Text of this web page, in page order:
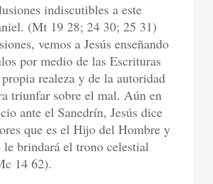
indiscutibles a este
(Mt 19 28; 24 30; 25 31)
vemos a Jesús enseñando
por medio de las Escrituras
realeza y de la autoridad
triunfar sobre el mal. Aún en
ante el Sanedrín, Jesús dice
que es el Hijo del Hombre y
le brindará el trono celestial
14 62).